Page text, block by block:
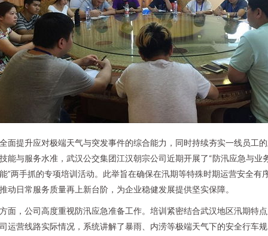
面提升应对极端天气与突发事件的综合能力，同时持续夯实一线员工
能与服务水准，武汉公交集团江汉朝宗公司近期开展了“防汛应急与业
”两手抓的专项培训活动。此举旨在确保在汛期等特殊时期运营安全有
动日常服务质量再上新台阶，为企业稳健发展提供坚实保障。
面，公司高度重视防汛应急准备工作。培训紧密结合武汉地区汛期特
运营线路实际情况，系统讲解了暴雨、内涝等极端天气下的安全行车规